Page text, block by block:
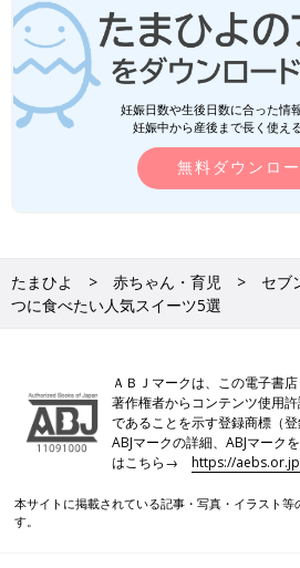
妊娠日数や生後日数に合った情
妊娠中から産後まで長く使え
無料ダウンロ
たまひよ 赤ちゃん・育児
セブ
つに食べたい人気スイーツ5選
ＡＢＪマークは、この電子書
著作権者からコンテンツ使用
であることを示す登録商標（
ABJマークの詳細、ABJマーク
はこちら→https://
本サイトに掲載されている記事・写真・イラスト等
す。